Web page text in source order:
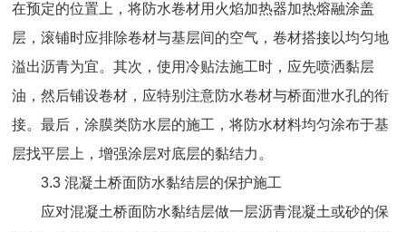
在预定的位置上，将防水卷材用火焰加热器加热熔融涂盖
层，滚铺时应排除卷材与基层间的空气，卷材搭接以均匀地
溢出沥青为宜。其次，使用冷贴法施工时，应先喷洒黏层
油，然后铺设卷材，应特别注意防水卷材与桥面泄水孔的衔
接。最后，涂膜类防水层的施工，将防水材料均匀涂布于基
层找平层上，增强涂层对底层的黏结力。
3.3 混凝土桥面防水黏结层的保护施工
应对混凝土桥面防水黏结层做一层沥青混凝土或砂的保